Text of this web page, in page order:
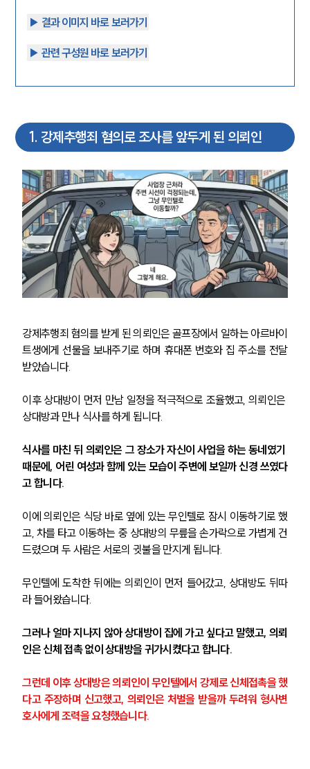
▶︎ 결과 이미지 바로 보러가기
▶︎ 관련 구성원 바로 보러가기
1. 강제추행죄 혐의로 조사를 앞두게 된 의뢰인
강제추행죄 혐의를 받게 된 의뢰인은 골프장에서 일하는 아르바이
트생에게 선물을 보내주기로 하며 휴대폰 번호와 집 주소를 전달
받았습니다.
이후 상대방이 먼저 만남 일정을 적극적으로 조율했고, 의뢰인은
상대방과 만나 식사를 하게 됩니다.
식사를 마친 뒤 의뢰인은 그 장소가 자신이 사업을 하는 동네였기
때문에, 어린 여성과 함께 있는 모습이 주변에 보일까 신경 쓰였다
고 합니다.
이에 의뢰인은 식당 바로 옆에 있는 무인텔로 잠시 이동하기로 했
고, 차를 타고 이동하는 중 상대방의 무릎을 손가락으로 가볍게 건
드렸으며 두 사람은 서로의 귓불을 만지게 됩니다.
무인텔에 도착한 뒤에는 의뢰인이 먼저 들어갔고, 상대방도 뒤따
라 들어왔습니다.
그러나 얼마 지나지 않아 상대방이 집에 가고 싶다고 말했고, 의뢰
인은 신체 접촉 없이 상대방을 귀가시켰다고 합니다.
그런데 이후 상대방은 의뢰인이 무인텔에서 강제로 신체접촉을 했
다고 주장하며 신고했고, 의뢰인은 처벌을 받을까 두려워 형사변
호사에게 조력을 요청했습니다.